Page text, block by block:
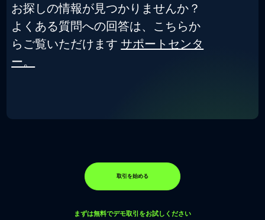
お探しの情報が見つかりませんか？
よくある質問への回答は、こちらか
らご覧いただけます サポートセンタ
ー。
取引を始める
まずは無料でデモ取引をお試しください